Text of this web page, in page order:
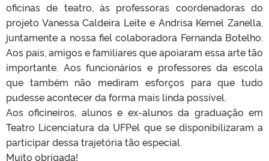
oficinas de teatro, às professoras coordenadoras do
projeto Vanessa Caldeira Leite e Andrisa Kemel Zanella,
juntamente a nossa fiel colaboradora Fernanda Botelho.
Aos pais, amigos e familiares que apoiaram essa arte tão
importante. Aos funcionários e professores da escola
que também não mediram esforços para que tudo
pudesse acontecer da forma mais linda possível.
Aos oficineiros, alunos e ex-alunos da graduação em
Teatro Licenciatura da UFPel que se disponibilizaram a
participar dessa trajetória tão especial.
Muito obrigada!